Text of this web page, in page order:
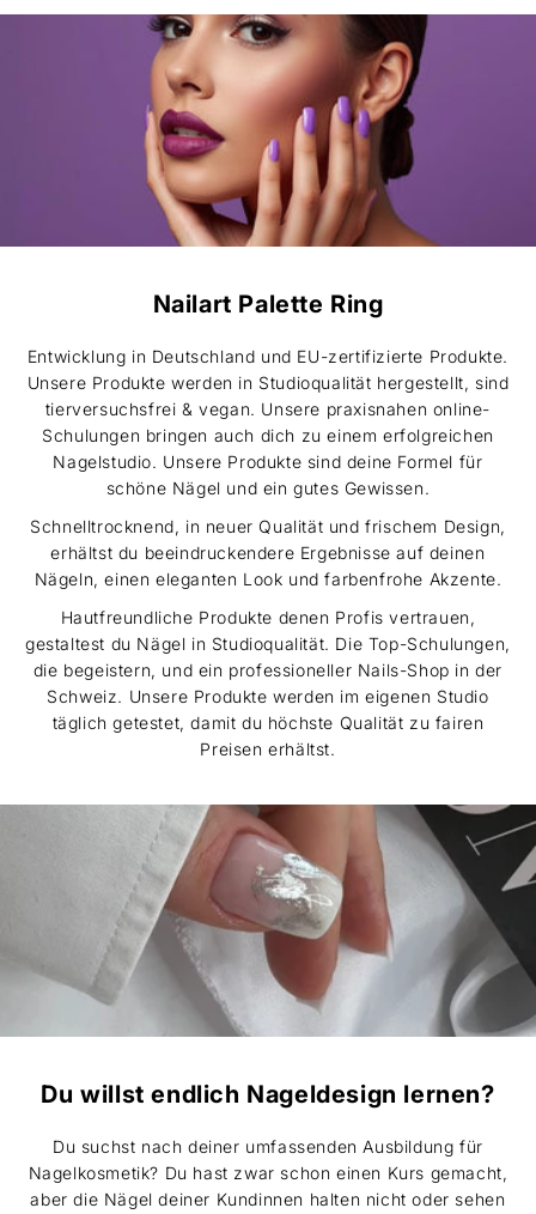
Nailart Palette Ring
Entwicklung in Deutschland und EU-zertifizierte Produkte.
Unsere Produkte werden in Studioqualität hergestellt, sind
tierversuchsfrei & vegan. Unsere praxisnahen online-
Schulungen bringen auch dich zu einem erfolgreichen
Nagelstudio. Unsere Produkte sind deine Formel für
schöne Nägel und ein gutes Gewissen.
Schnelltrocknend, in neuer Qualität und frischem Design,
erhältst du beeindruckendere Ergebnisse auf deinen
Nägeln, einen eleganten Look und farbenfrohe Akzente.
Hautfreundliche Produkte denen Profis vertrauen,
gestaltest du Nägel in Studioqualität. Die Top-Schulungen,
die begeistern, und ein professioneller Nails-Shop in der
Schweiz. Unsere Produkte werden im eigenen Studio
täglich getestet, damit du höchste Qualität zu fairen
Preisen erhältst.
Du willst endlich Nageldesign lernen?
Du suchst nach deiner umfassenden Ausbildung für
Nagelkosmetik? Du hast zwar schon einen Kurs gemacht,
aber die Nägel deiner Kundinnen halten nicht oder sehen